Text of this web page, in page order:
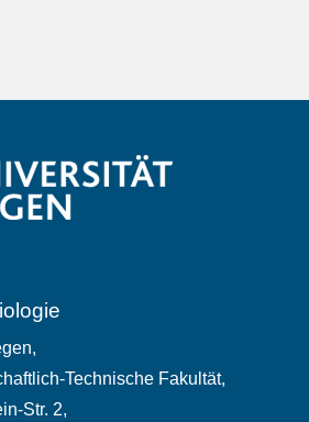
Technische Fakultät,
Str. 2,